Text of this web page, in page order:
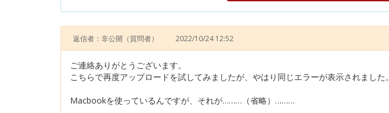
返信者：非公開 （質問者） 2022/10/24 12:52
ご連絡ありがとうございます。
こちらで再度アップロードを試してみましたが、やはり同じエラーが表示されました。
Macbookを使っているんですが、それが………（省略）………